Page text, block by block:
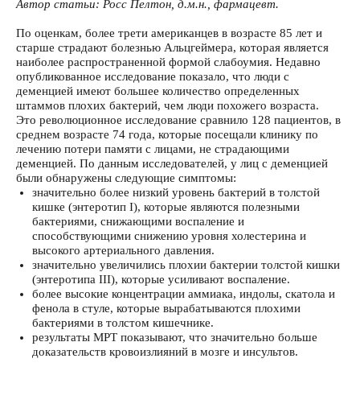
Автор статьи: Росс Пелтон, д.м.н., фармацевт.
По оценкам, более трети американцев в возрасте 85 лет и
старше страдают болезнью Альцгеймера, которая является
наиболее распространенной формой слабоумия. Недавно
опубликованное исследование показало, что люди с
деменцией имеют большее количество определенных
штаммов плохих бактерий, чем люди похожего возраста.
Это революционное исследование сравнило 128 пациентов, в
среднем возрасте 74 года, которые посещали клинику по
лечению потери памяти с лицами, не страдающими
деменцией. По данным исследователей, у лиц с деменцией
были обнаружены следующие симптомы:
значительно более низкий уровень бактерий в толстой
кишке (энтеротип I), которые являются полезными
бактериями, снижающими воспаление и
способствующими снижению уровня холестерина и
высокого артериального давления.
значительно увеличились плохии бактерии толстой кишки
(энтеротипа III), которые усиливают воспаление.
более высокие концентрации аммиака, индолы, скатола и
фенола в стуле, которые вырабатываются плохими
бактериями в толстом кишечнике.
результаты МРТ показывают, что значительно больше
доказательств кровоизлияний в мозге и инсультов.